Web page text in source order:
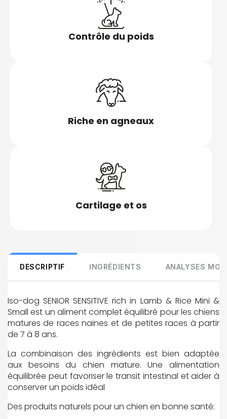
Contrôle du poids
Riche en agneaux
Cartilage et os
DESCRIPTIF INGRÉDIENTS ANALYSES
Iso-dog SENIOR SENSITIVE rich in Lamb & Rice Mini &
Small est un aliment complet équilibré pour les chiens
matures de races naines et de petites races à partir
de 7 à 8 ans.
La combinaison des ingrédients est bien adaptée
aux besoins du chien mature. Une alimentation
équilibrée peut favoriser le transit intestinal et aider à
conserver un poids idéal
Des produits naturels pour un chien en bonne santé: